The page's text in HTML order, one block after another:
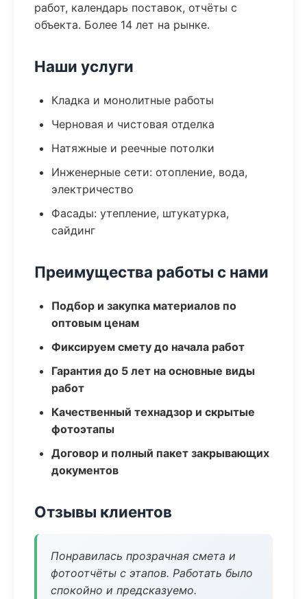
работ, календарь поставок, отчёты с
объекта. Более 14 лет на рынке.
Наши услуги
Кладка и монолитные работы
Черновая и чистовая отделка
Натяжные и реечные потолки
Инженерные сети: отопление, вода,
электричество
Фасады: утепление, штукатурка,
сайдинг
Преимущества работы с нами
Подбор и закупка материалов по
оптовым ценам
Фиксируем смету до начала работ
Гарантия до 5 лет на основные виды
работ
Качественный технадзор и скрытые
фотоэтапы
Договор и полный пакет закрывающих
документов
Отзывы клиентов
Понравилась прозрачная смета и
фотоотчёты с этапов. Работать было
спокойно и предсказуемо.